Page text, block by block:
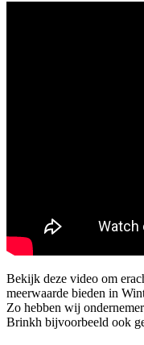
Bekijk deze video om
meerwaarde bieden in
Zo hebben wij
Brinkh bijvoorbeeld ook